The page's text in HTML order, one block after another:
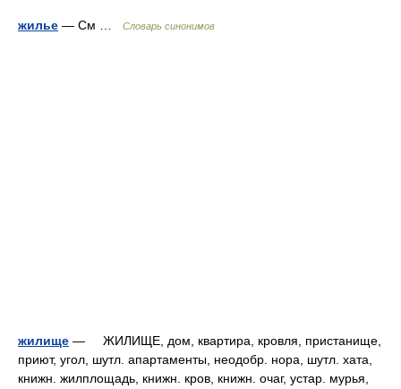
жилье — См … Словарь синонимов
жилище — ЖИЛИЩЕ, дом, квартира, кровля, пристанище,
приют, угол, шутл. апартаменты, неодобр. нора, шутл. хата,
книжн. жилплощадь, книжн. кров, книжн. очаг, устар. мурья,